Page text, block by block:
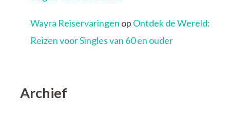
Wayra Reiservaringen op Ontdek de Wereld:
Reizen voor Singles van 60 en ouder
Archief